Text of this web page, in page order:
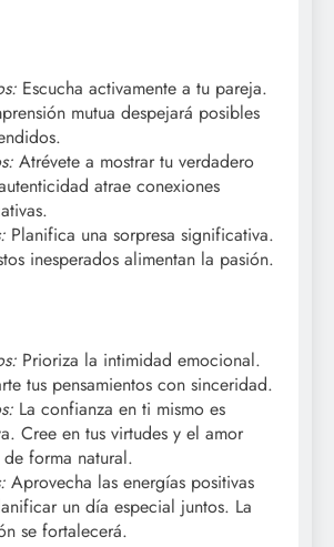
Escucha activamente a tu pareja.
mutua despejará posibles
Atrévete a mostrar tu verdadero
atrae conexiones
Planifica una sorpresa significativa.
inesperados alimentan la pasión.
Prioriza la intimidad emocional.
tus pensamientos con sinceridad.
La confianza en ti mismo es
Cree en tus virtudes y el amor
forma natural.
Aprovecha las energías positivas
un día especial juntos. La
se fortalecerá.